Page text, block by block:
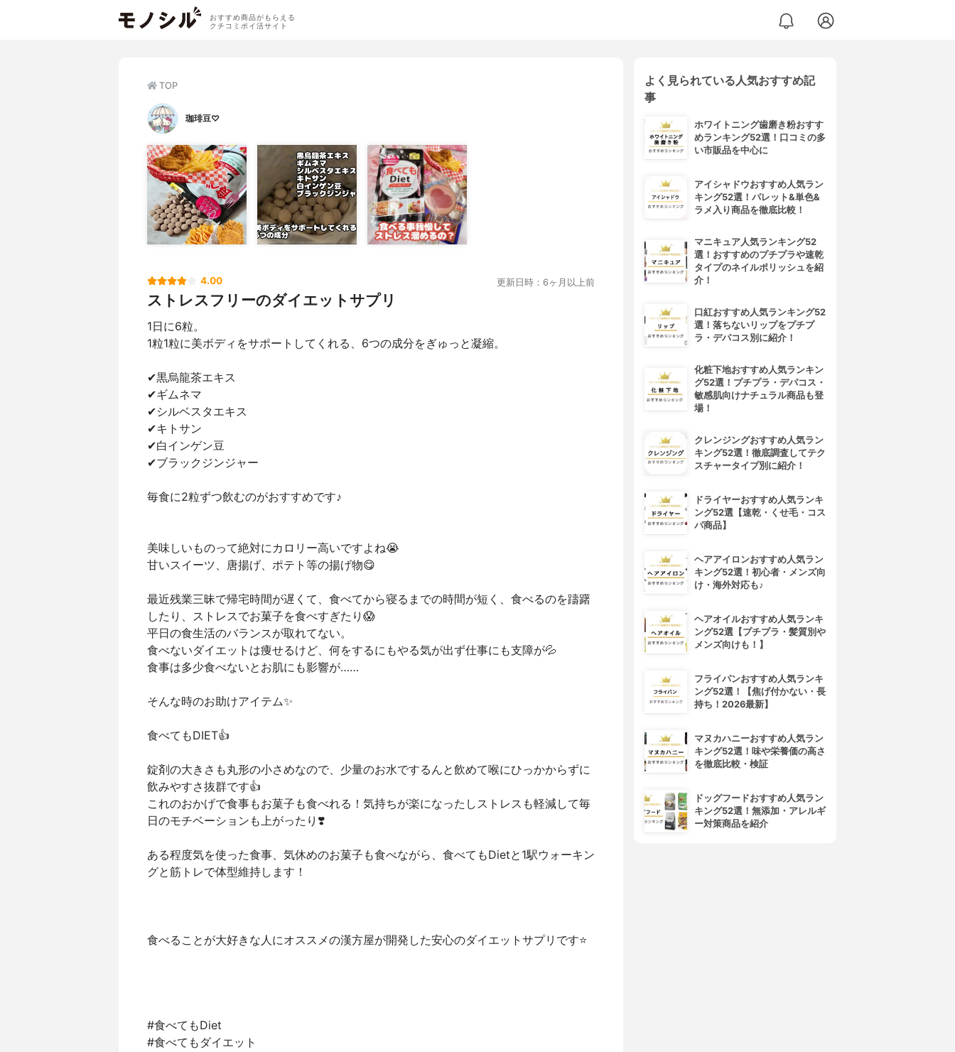
おすすめ商品がもらえる
クチコミポイ活サイト
TOP
珈琲豆♡
4.00 更新日時：6ヶ月以上前
ストレスフリーのダイエットサプリ
1日に6粒。
1粒1粒に美ボディをサポートしてくれる、6つの成分をぎゅっと凝縮。
✔黒烏龍茶エキス
✔ギムネマ
✔シルベスタエキス
✔キトサン
✔白インゲン豆
✔ブラックジンジャー
毎食に2粒ずつ飲むのがおすすめです♪
美味しいものって絶対にカロリー高いですよね😭
甘いスイーツ、唐揚げ、ポテト等の揚げ物😋
最近残業三昧で帰宅時間が遅くて、食べてから寝るまでの時間が短く、食べるのを躊躇
したり、ストレスでお菓子を食べすぎたり😱
平日の食生活のバランスが取れてない。
食べないダイエットは痩せるけど、何をするにもやる気が出ず仕事にも支障が💦
食事は多少食べないとお肌にも影響が……
そんな時のお助けアイテム✨
食べてもDIET👍
錠剤の大きさも丸形の小さめなので、少量のお水でするんと飲めて喉にひっかからずに
飲みやすさ抜群です👍
これのおかげで食事もお菓子も食べれる！気持ちが楽になったしストレスも軽減して毎
日のモチベーションも上がったり❣️
ある程度気を使った食事、気休めのお菓子も食べながら、食べてもDietと1駅ウォーキン
グと筋トレで体型維持します！
食べることが大好きな人にオススメの漢方屋が開発した安心のダイエットサプリです⭐️
#食べてもDiet
#食べてもダイエット
よく見られている人気おすすめ記
事
ホワイトニング歯磨き粉おすす
めランキング52選！口コミの多
い市販品を中心に
アイシャドウおすすめ人気ラン
キング52選！パレット&単色&
ラメ入り商品を徹底比較！
マニキュア人気ランキング52
選！おすすめのプチプラや速乾
タイプのネイルポリッシュを紹
介！
口紅おすすめ人気ランキング52
選！落ちないリップをプチプ
ラ・デパコス別に紹介！
化粧下地おすすめ人気ランキン
グ52選！プチプラ・デパコス・
敏感肌向けナチュラル商品も登
場！
クレンジングおすすめ人気ラン
キング52選！徹底調査してテク
スチャータイプ別に紹介！
ドライヤーおすすめ人気ランキ
ング52選【速乾・くせ毛・コス
パ商品】
ヘアアイロンおすすめ人気ラン
キング52選！初心者・メンズ向
け・海外対応も♪
ヘアオイルおすすめ人気ランキ
ング52選【プチプラ・髪質別や
メンズ向けも！】
フライパンおすすめ人気ランキ
ング52選！【焦げ付かない・長
持ち！2026最新】
マヌカハニーおすすめ人気ラン
キング52選！味や栄養価の高さ
を徹底比較・検証
ドッグフードおすすめ人気ラン
キング52選！無添加・アレルギ
ー対策商品を紹介